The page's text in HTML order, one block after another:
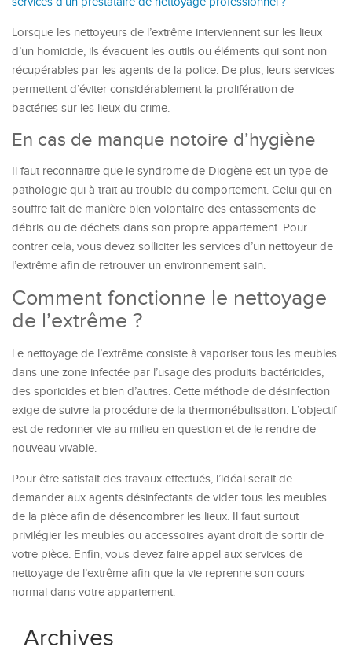
Lorsque les nettoyeurs de l’extrême interviennent sur les lieux
d’un homicide, ils évacuent les outils ou éléments qui sont non
récupérables par les agents de la police. De plus, leurs services
permettent d’éviter considérablement la prolifération de
bactéries sur les lieux du crime.
En cas de manque notoire d’hygiène
Il faut reconnaitre que le syndrome de Diogène est un type de
pathologie qui à trait au trouble du comportement. Celui qui en
souffre fait de manière bien volontaire des entassements de
débris ou de déchets dans son propre appartement. Pour
contrer cela, vous devez solliciter les services d’un nettoyeur de
l’extrême afin de retrouver un environnement sain.
Comment fonctionne le nettoyage
de l’extrême ?
Le nettoyage de l’extrême consiste à vaporiser tous les meubles
dans une zone infectée par l’usage des produits bactéricides,
des sporicides et bien d’autres. Cette méthode de désinfection
exige de suivre la procédure de la thermonébulisation. L’objectif
est de redonner vie au milieu en question et de le rendre de
nouveau vivable.
Pour être satisfait des travaux effectués, l’idéal serait de
demander aux agents désinfectants de vider tous les meubles
de la pièce afin de désencombrer les lieux. Il faut surtout
privilégier les meubles ou accessoires ayant droit de sortir de
votre pièce. Enfin, vous devez faire appel aux services de
nettoyage de l’extrême afin que la vie reprenne son cours
normal dans votre appartement.
Archives